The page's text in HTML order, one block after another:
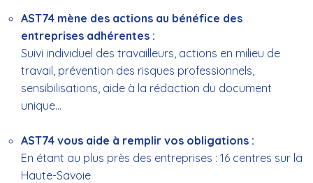
AST74 mène des actions au bénéfice des
entreprises adhérentes :
Suivi individuel des travailleurs, actions en milieu de
travail, prévention des risques professionnels,
sensibilisations, aide à la rédaction du document
unique...
AST74 vous aide à remplir vos obligations :
En étant au plus près des entreprises : 16 centres sur la
Haute-Savoie